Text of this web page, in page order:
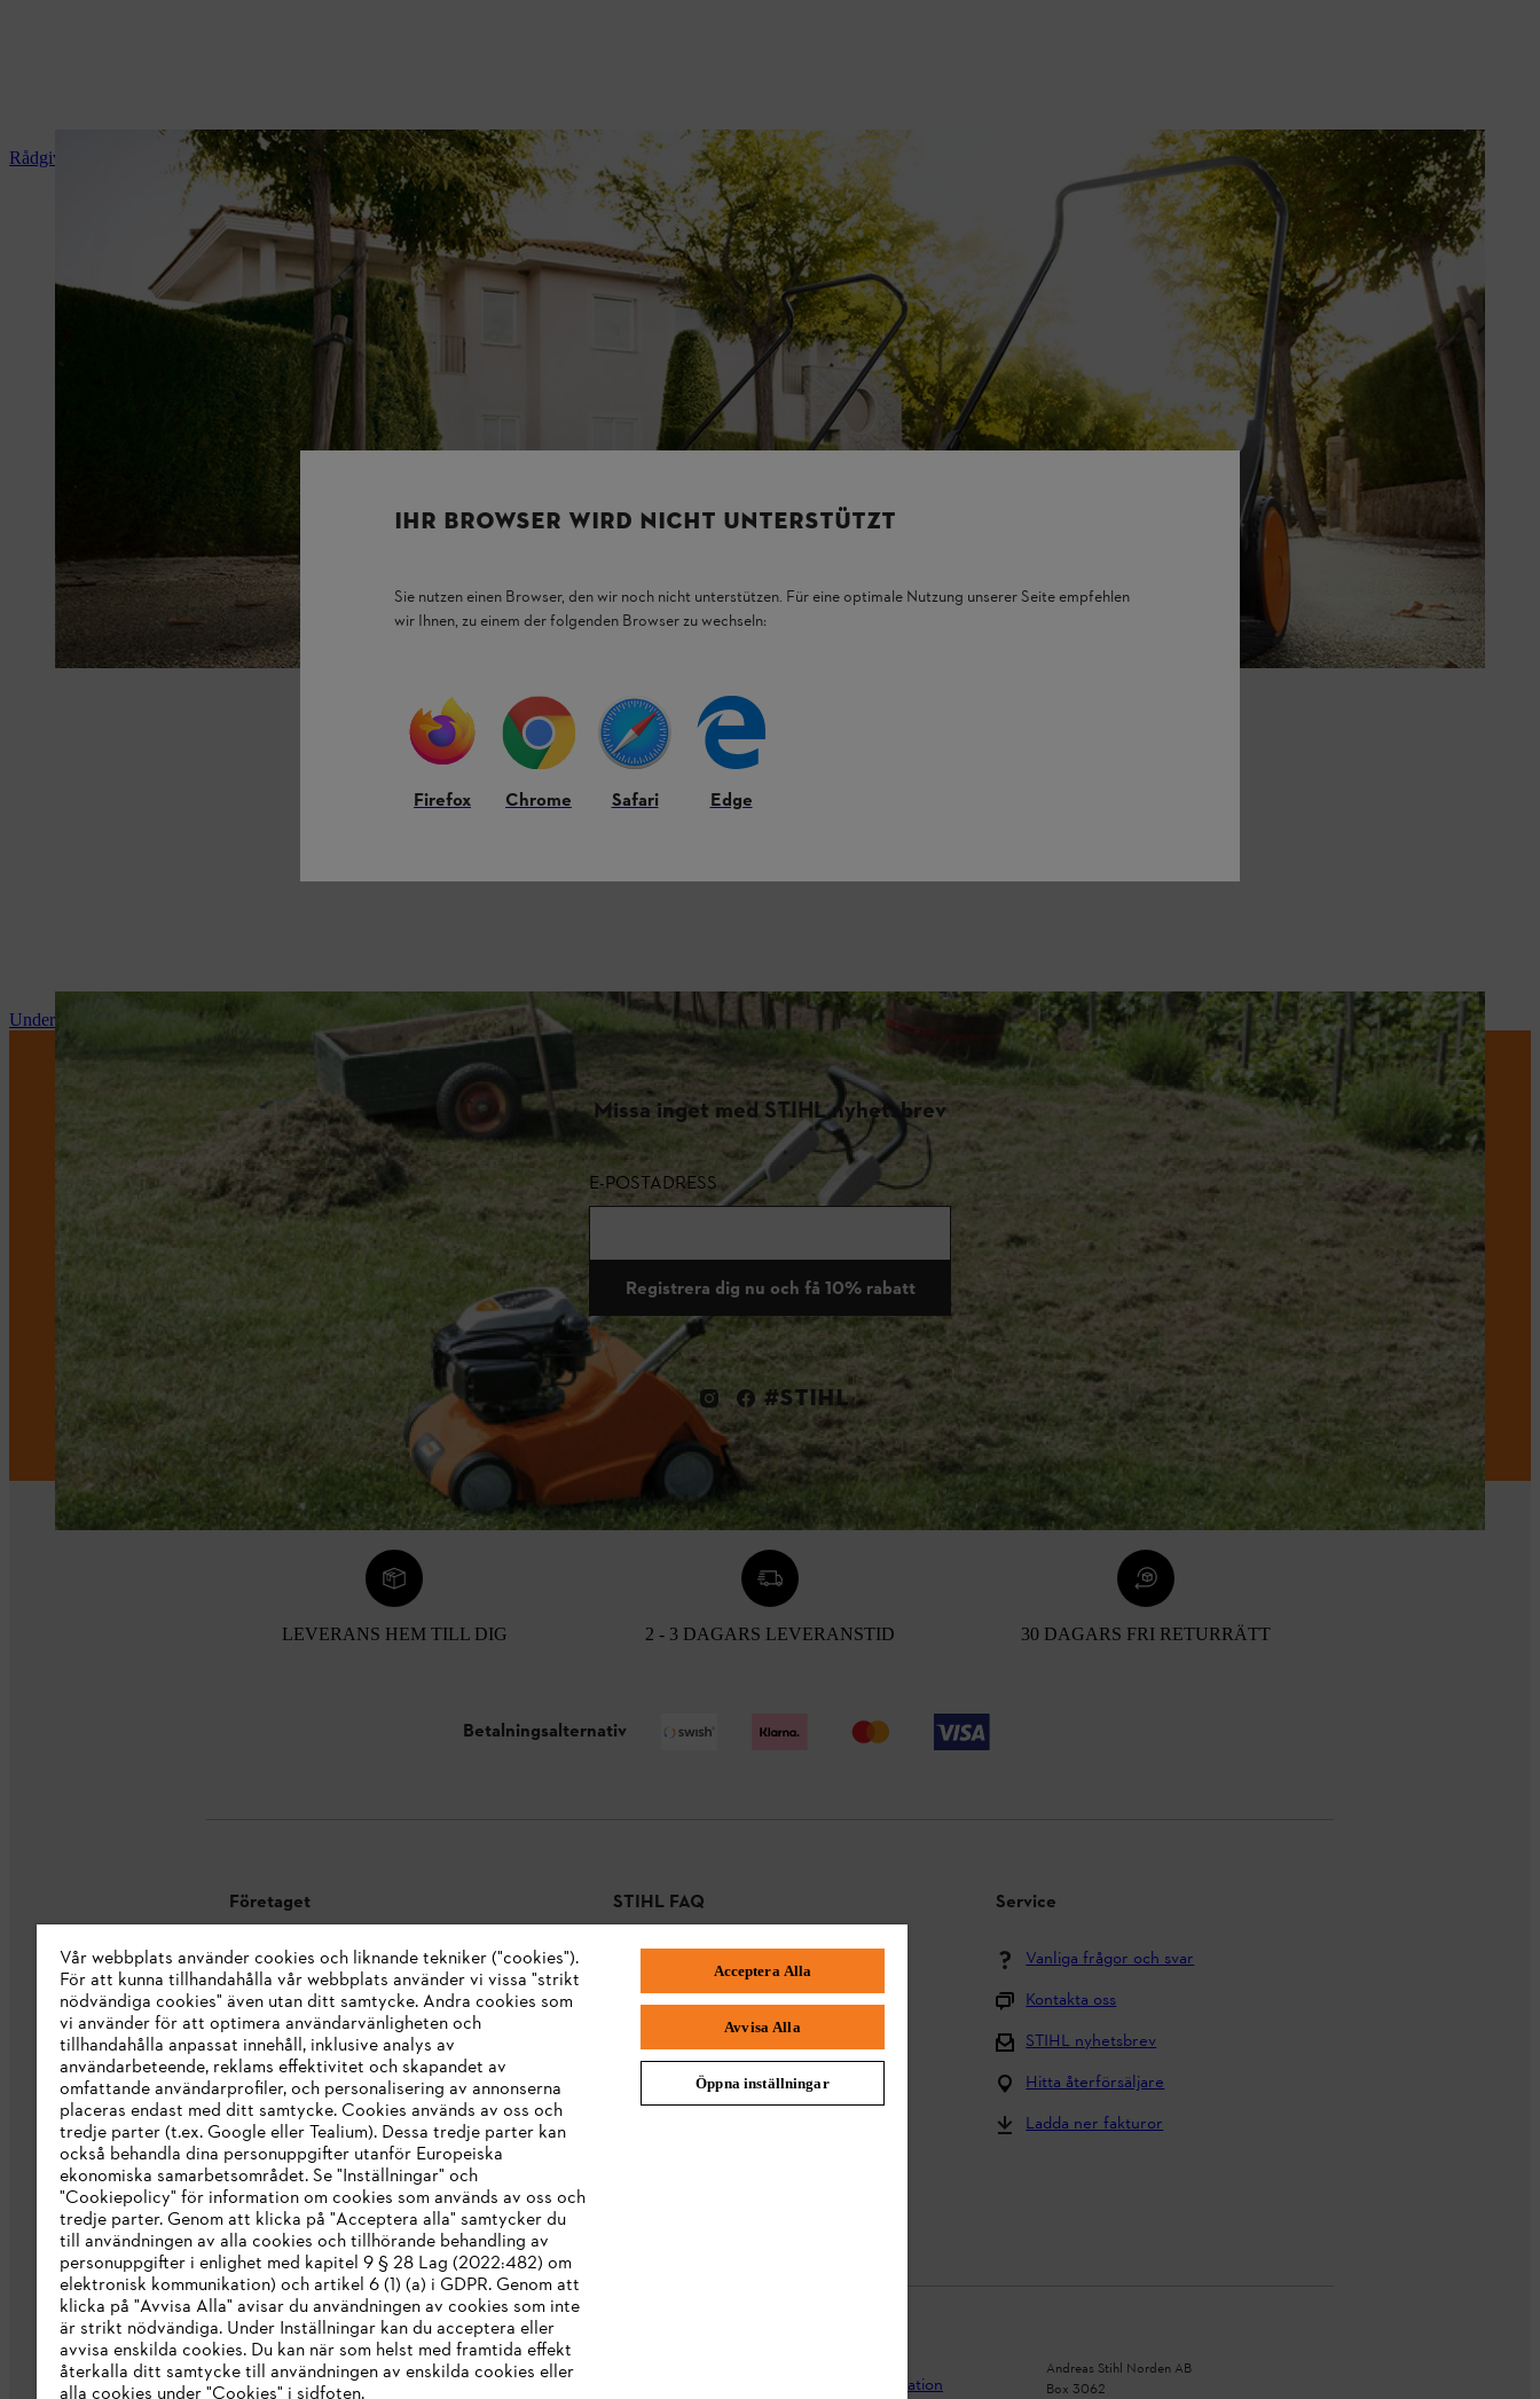
Rådgivning och produktanvisningar
Underhåll och reparationer
Missa inget med STIHL nyhetsbrev
E-POSTADRESS
Registrera dig nu och få 10% rabatt
#STIHL
LEVERANS HEM TILL DIG 2 - 3 DAGARS LEVERANSTID 30 DAGARS FRI RETURRÄTT
Betalningsalternativ
Företaget
Om oss
STIHL Integrity Line
STIHL varumärkesbutik
Tillgänglighetsredogörelse
STIHL FAQ
Frakt och leverans
Reklamationer och garanti
Service
Vanliga frågor och svar
Kontakta oss
STIHL nyhetsbrev
Hitta återförsäljare
Ladda ner fakturor
Allmänna villkor och bestämmelser Integritetspolicy Juridisk information
Andreas Stihl Norden AB
Box 3062
IHR BROWSER WIRD NICHT UNTERSTÜTZT
Sie nutzen einen Browser, den wir noch nicht unterstützen. Für eine optimale Nutzung unserer Seite empfehlen
wir Ihnen, zu einem der folgenden Browser zu wechseln:
Firefox Chrome Safari Edge
Vår webbplats använder cookies och liknande tekniker ("cookies").
För att kunna tillhandahålla vår webbplats använder vi vissa "strikt
nödvändiga cookies" även utan ditt samtycke. Andra cookies som
vi använder för att optimera användarvänligheten och
tillhandahålla anpassat innehåll, inklusive analys av
användarbeteende, reklams effektivitet och skapandet av
omfattande användarprofiler, och personalisering av annonserna
placeras endast med ditt samtycke. Cookies används av oss och
tredje parter (t.ex. Google eller Tealium). Dessa tredje parter kan
också behandla dina personuppgifter utanför Europeiska
ekonomiska samarbetsområdet. Se "Inställningar" och
"Cookiepolicy" för information om cookies som används av oss och
tredje parter. Genom att klicka på "Acceptera alla" samtycker du
till användningen av alla cookies och tillhörande behandling av
personuppgifter i enlighet med kapitel 9 § 28 Lag (2022:482) om
elektronisk kommunikation) och artikel 6 (1) (a) i GDPR. Genom att
klicka på "Avvisa Alla" avisar du användningen av cookies som inte
är strikt nödvändiga. Under Inställningar kan du acceptera eller
avvisa enskilda cookies. Du kan när som helst med framtida effekt
återkalla ditt samtycke till användningen av enskilda cookies eller
Acceptera Alla
Avvisa Alla
Öppna inställningar